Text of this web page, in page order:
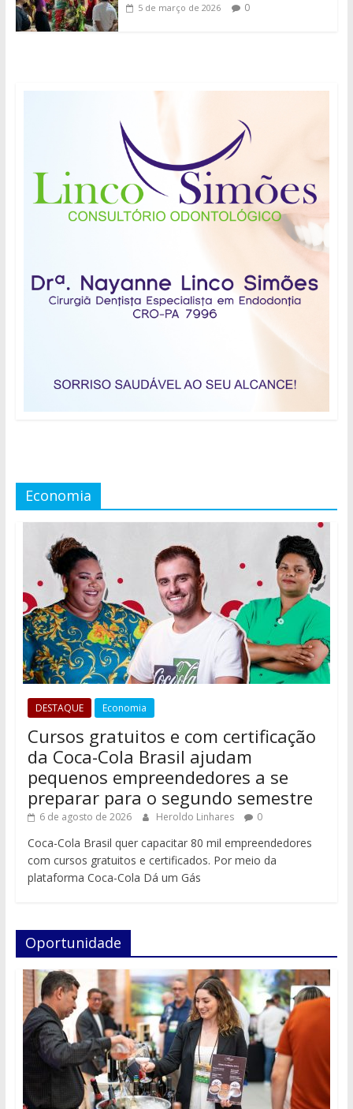
5 de março de 2026 0
Economia
DESTAQUE Economia
Cursos gratuitos e com certificação
da Coca-Cola Brasil ajudam
pequenos empreendedores a se
preparar para o segundo semestre
6 de agosto de 2026 Heroldo Linhares 0
Coca-Cola Brasil quer capacitar 80 mil empreendedores
com cursos gratuitos e certificados. Por meio da
plataforma Coca-Cola Dá um Gás
Oportunidade